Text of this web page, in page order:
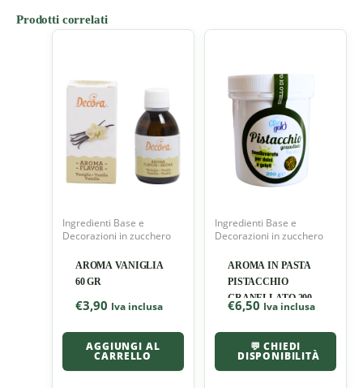
Prodotti correlati
Ingredienti Base e
Decorazioni in zucchero
AROMA VANIGLIA
60 GR
€3,90 Iva inclusa
AGGIUNGI AL
CARRELLO
Ingredienti Base e
Decorazioni in zucchero
AROMA IN PASTA
PISTACCHIO
GRANELLATO 200
€6,50 Iva inclusa
💬 CHIEDI
DISPONIBILITÀ